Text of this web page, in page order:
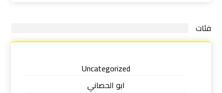
فئات
Uncategorized
ابو الحصاني